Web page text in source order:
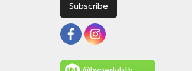
Subscribe